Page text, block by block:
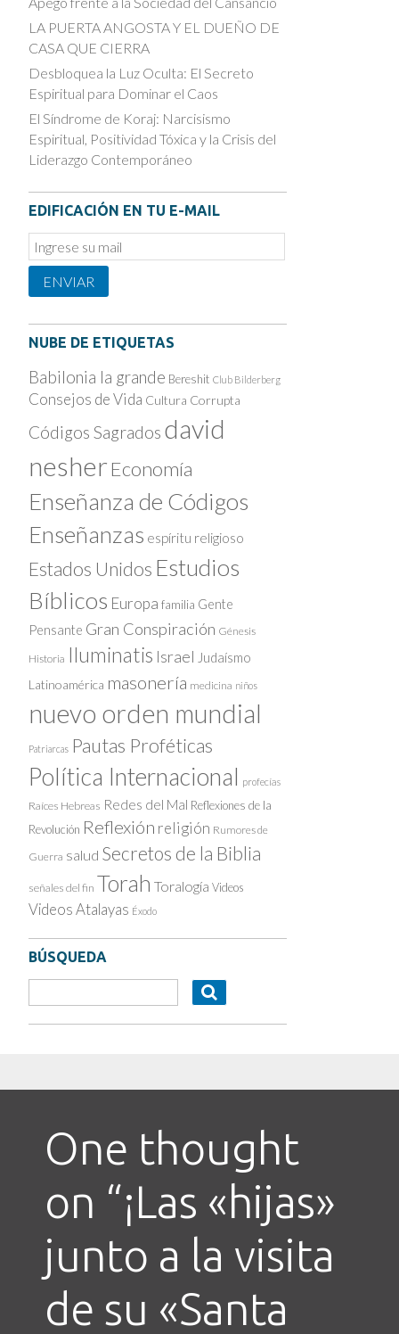
LA PUERTA ANGOSTA Y EL DUEÑO DE
CASA QUE CIERRA
Desbloquea la Luz Oculta: El Secreto
Espiritual para Dominar el Caos
El Síndrome de Koraj: Narcisismo
Espiritual, Positividad Tóxica y la Crisis del
Liderazgo Contemporáneo
EDIFICACIÓN EN TU E-MAIL
Email
Subscription
ENVIAR
NUBE DE ETIQUETAS
Babilonia la grande Bereshit Club Bilderberg
Consejos de Vida Cultura Corrupta
Códigos Sagrados david
nesher Economía
Enseñanza de Códigos
Enseñanzas espíritu religioso
Estados Unidos Estudios
Bíblicos Europa familia Gente
Pensante Gran Conspiración Génesis
Historia Iluminatis Israel Judaísmo
Latinoamérica masonería medicina niños
nuevo orden mundial
Patriarcas Pautas Proféticas
Política Internacional profecías
Raíces Hebreas Redes del Mal Reflexiones de la
Revolución Reflexión religión Rumores de
Guerra salud Secretos de la Biblia
señales del fin Torah Toralogía Videos
Videos Atalayas Éxodo
BÚSQUEDA
One thought
on “¡Las «hijas»
junto a la visita
de su «Santa